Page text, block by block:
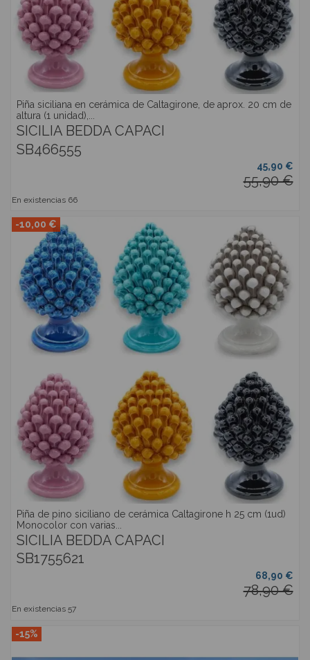
Piña siciliana en cerámica de Caltagirone, de aprox. 20 cm de
altura (1 unidad),...
SICILIA BEDDA CAPACI
SB466555
45,90 €
55,90 €
En existencias 66
-10,00 €
Piña de pino siciliano de cerámica Caltagirone h 25 cm (1ud)
Monocolor con varias...
SICILIA BEDDA CAPACI
SB1755621
68,90 €
78,90 €
En existencias 57
-15%